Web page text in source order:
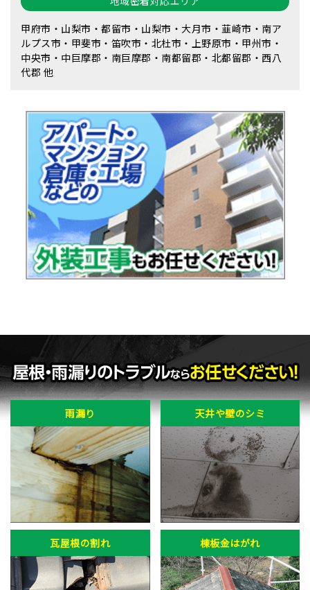
甲府市・山梨市・都留市・山梨市・大月市・韮崎市・南ア
ルプス市・甲斐市・笛吹市・北杜市・上野原市・甲州市・
中央市・中巨摩郡・南巨摩郡・南都留郡・北都留郡・西八
代郡 他
雨漏り 天井や壁のシミ
瓦屋根の割れ 棟板金はがれ